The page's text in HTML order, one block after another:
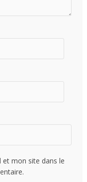
mon site dans le